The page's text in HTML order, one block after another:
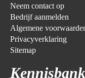
Neem contact op
Bedrijf aanmelden
Algemene
Privacyverklaring
Sitemap
Kennisbank